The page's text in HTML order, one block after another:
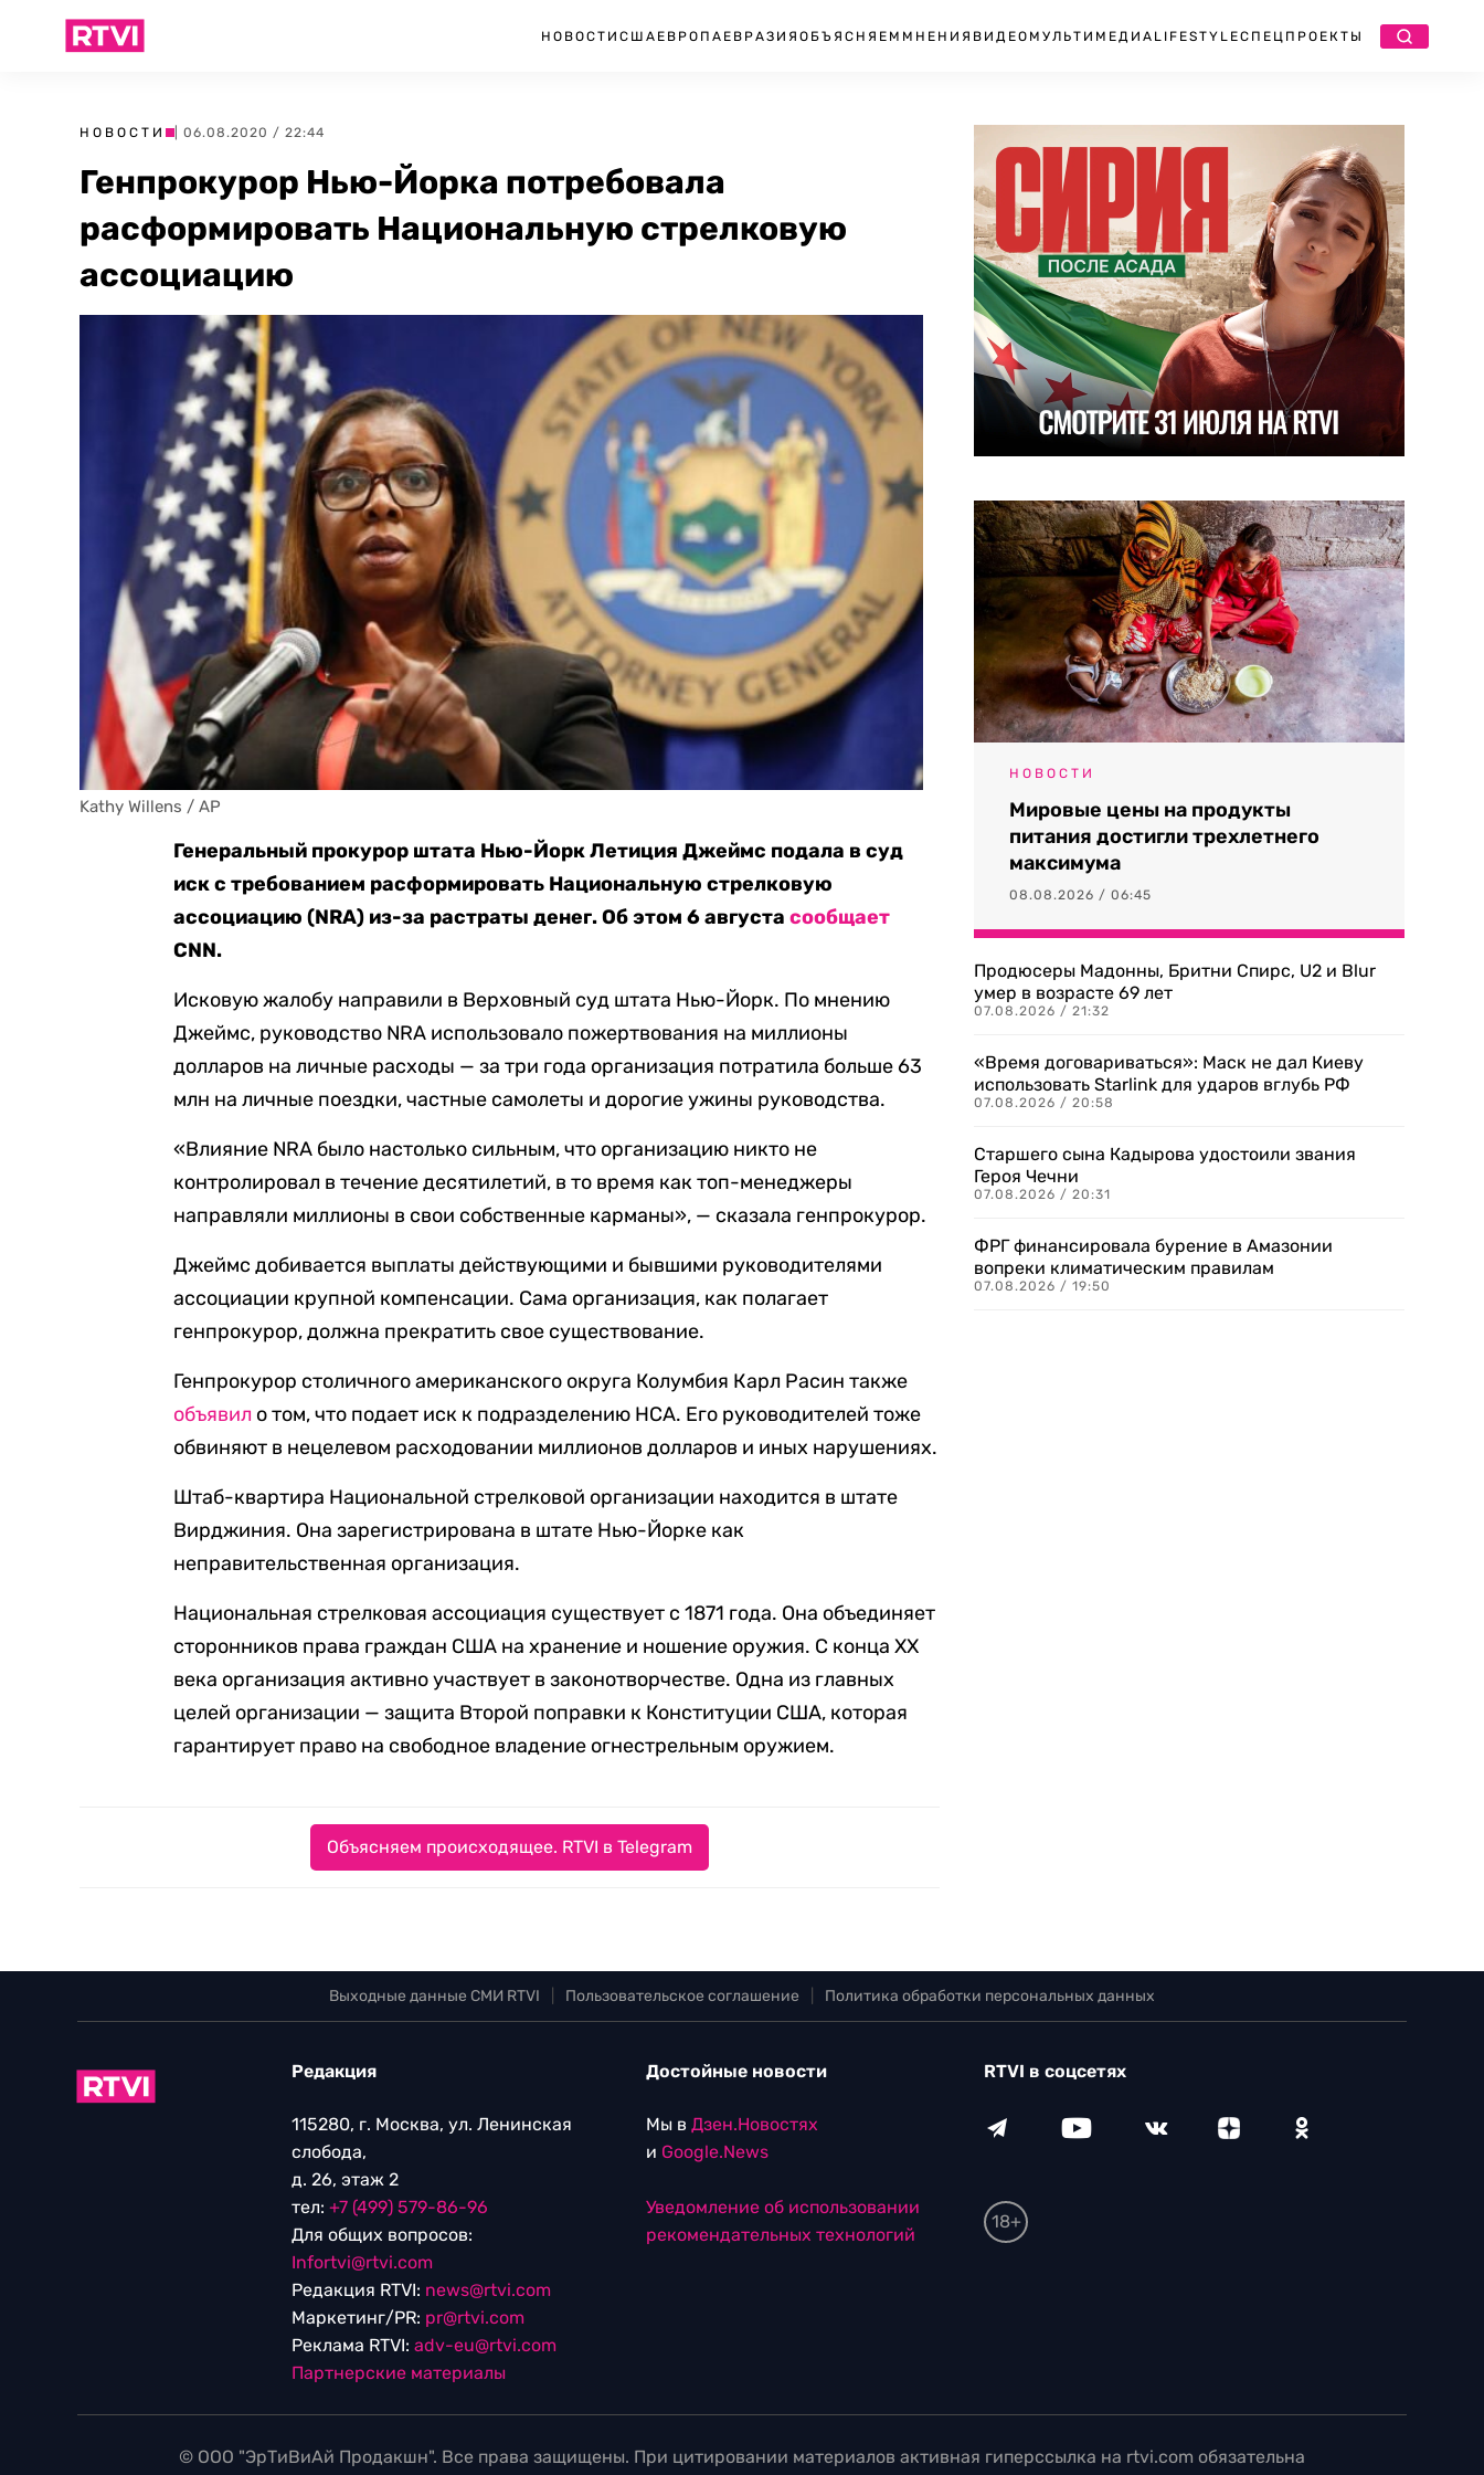
НОВОСТИ США ЕВРОПА ЕВРАЗИЯ ОБЪЯСНЯЕМ МНЕНИЯ ВИДЕО МУЛЬТИМЕДИА LIFESTYLEСПЕЦПРОЕКТЫ
НОВОСТИ | 06.08.2020 / 22:44
Генпрокурор Нью-Йорка потребовала
расформировать Национальную стрелковую
ассоциацию
Kathy Willens / AP
Генеральный прокурор штата Нью-Йорк Летиция Джеймс подала в суд
иск с требованием расформировать Национальную стрелковую
ассоциацию (NRA) из-за растраты денег. Об этом 6 августасообщает
CNN.
Исковую жалобу направили в Верховный суд штата Нью-Йорк. По мнению
Джеймс, руководство NRA использовало пожертвования на миллионы
долларов на личные расходы — за три года организация потратила больше 63
млн на личные поездки, частные самолеты и дорогие ужины руководства.
«Влияние NRA было настолько сильным, что организацию никто не
контролировал в течение десятилетий, в то время как топ-менеджеры
направляли миллионы в свои собственные карманы», — сказала генпрокурор.
Джеймс добивается выплаты действующими и бывшими руководителями
ассоциации крупной компенсации. Сама организация, как полагает
генпрокурор, должна прекратить свое существование.
Генпрокурор столичного американского округа Колумбия Карл Расин также
объявил о том, что подает иск к подразделению НСА. Его руководителей тоже
обвиняют в нецелевом расходовании миллионов долларов и иных нарушениях.
Штаб-квартира Национальной стрелковой организации находится в штате
Вирджиния. Она зарегистрирована в штате Нью-Йорке как
неправительственная организация.
Национальная стрелковая ассоциация существует с 1871 года. Она объединяет
сторонников права граждан США на хранение и ношение оружия. С конца XX
века организация активно участвует в законотворчестве. Одна из главных
целей организации — защита Второй поправки к Конституции США, которая
гарантирует право на свободное владение огнестрельным оружием.
Объясняем происходящее. RTVI в Telegram
НОВОСТИ
Мировые цены на продукты
питания достигли трехлетнего
максимума
08.08.2026 / 06:45
Продюсеры Мадонны, Бритни Спирс, U2 и Blur
умер в возрасте 69 лет
07.08.2026 / 21:32
«Время договариваться»: Маск не дал Киеву
использовать Starlink для ударов вглубь РФ
07.08.2026 / 20:58
Старшего сына Кадырова удостоили звания
Героя Чечни
07.08.2026 / 20:31
ФРГ финансировала бурение в Амазонии
вопреки климатическим правилам
07.08.2026 / 19:50
Выходные данные СМИ RTVI Пользовательское соглашение Политика обработки персональных данных
Редакция
115280, г. Москва, ул. Ленинская
слобода,
д. 26, этаж 2
тел: +7 (499) 579-86-96
Для общих вопросов:
Infortvi@rtvi.com
Редакция RTVI: news@rtvi.com
Маркетинг/PR: pr@rtvi.com
Реклама RTVI: adv-eu@rtvi.com
Партнерские материалы
Достойные новости
Мы в Дзен.Новостях
и Google.News
Уведомление об использовании
рекомендательных технологий
RTVI в соцсетях
18+
© ООО "ЭрТиВиАй Продакшн". Все права защищены. При цитировании материалов активная гиперссылка на rtvi.com обязательна